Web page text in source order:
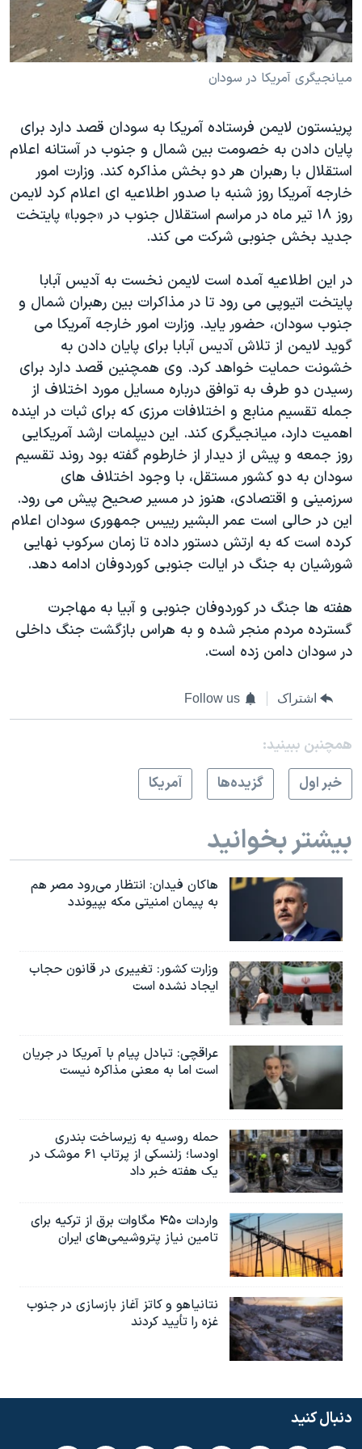
فرهنگ و زندگی
حقوق شهروندی
اقتصادی
اسرائیل در جنگ
گالری عکس
آرشیو پخش زنده
مستندها
انتخابات ریاست جمهوری آمریکا ۲۰۲۴
حمله جمهوری اسلامی به اسرائیل
ورزش زنان در ایران
اعتراضات زن، زندگی، آزادی
مجموعه مستندهای دادخواهی
تریبونال مردمی آبان ۹۸
دادگاه حمید نوری
چهل سال گروگان‌گیری
قانون شفافیت دارائی کادر رهبری ایران
اعتراضات مردمی آبان ۹۸
اسرائیل در جنگ
نرگس محمدی برنده جایزه نوبل صلح
همایش محافظه‌کاران آمریکا «سی‌پک»
صفحه‌های ویژه
سفر پرزیدنت ترامپ به چین
دنبال کنید
زبانهای مختلف
میانجیگری آمریکا در سودان
پرینستون لایمن فرستاده آمریکا به سودان قصد دارد برای
پایان دادن به خصومت بین شمال و جنوب در آستانه اعلام
استقلال با رهبران هر دو بخش مذاکره کند. وزارت امور
خارجه آمریکا روز شنبه با صدور اطلاعیه ای اعلام کرد لایمن
روز ۱۸ تیر ماه در مراسم استقلال جنوب در «جوبا» پایتخت
جدید بخش جنوبی شرکت می کند.
در این اطلاعیه آمده است لایمن نخست به آدیس آبابا
پایتخت اتیوپی می رود تا در مذاکرات بین رهبران شمال و
جنوب سودان، حضور یاید. وزارت امور خارجه آمریکا می
گوید لایمن از تلاش آدیس آبابا برای پایان دادن به
خشونت حمایت خواهد کرد. وی همچنین قصد دارد برای
رسیدن دو طرف به توافق درباره مسایل مورد اختلاف از
جمله تقسیم منابع و اختلافات مرزی که برای ثبات در اینده
اهمیت دارد، میانجیگری کند. این دیپلمات ارشد آمریکایی
روز جمعه و پیش از دیدار از خارطوم گفته بود روند تقسیم
سودان به دو کشور مستقل، با وجود اختلاف های
سرزمینی و اقتصادی، هنوز در مسیر صحیح پیش می رود.
این در حالی است عمر البشیر رییس جمهوری سودان اعلام
کرده است که به ارتش دستور داده تا زمان سرکوب نهایی
شورشیان به جنگ در ایالت جنوبی کوردوفان ادامه دهد.
هفته ها جنگ در کوردوفان جنوبی و آبیا به مهاجرت
گسترده مردم منجر شده و به هراس بازگشت جنگ داخلی
در سودان دامن زده است.
اشتراک Follow us
همچنبن ببینید:
خبر اول
گزيده‌ها آمريکا
بیشتر بخوانید
هاکان فیدان: انتظار می‌رود مصر هم
به پیمان امنیتی مکه بپیوندد
وزارت کشور: تغییری در قانون حجاب
ایجاد نشده است
عراقچی: تبادل پیام با آمریکا در جریان
است اما به معنی مذاکره نیست
حمله روسیه به زیرساخت بندری
اودسا؛ زلنسکی از پرتاب ۶۱ موشک در
یک هفته خبر داد
واردات ۴۵۰ مگاوات برق از ترکیه برای
تامین نیاز پتروشیمی‌های ایران
نتانیاهو و کاتز آغاز بازسازی در جنوب
غزه را تأیید کردند
دنبال کنید